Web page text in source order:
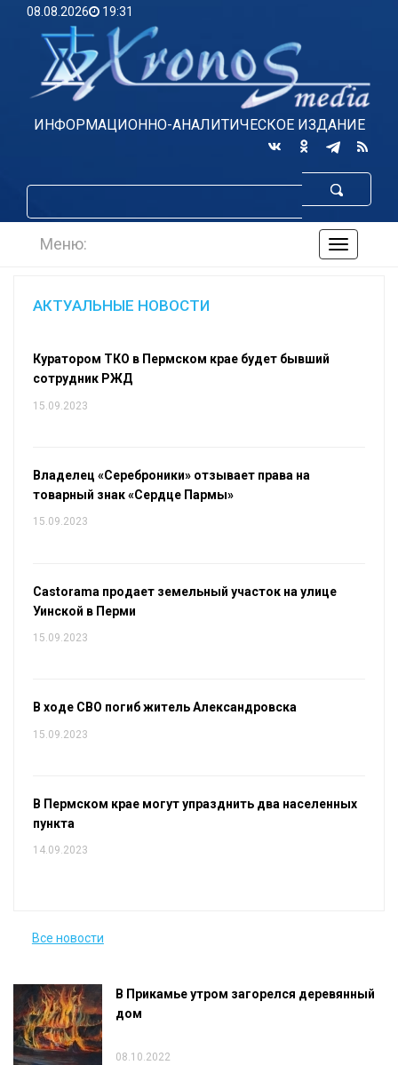
08.08.2026 19:31
ИНФОРМАЦИОННО-АНАЛИТИЧЕСКОЕ ИЗДАНИЕ
по
Меню:
АКТУАЛЬНЫЕ НОВОСТИ
Куратором ТКО в Пермском крае будет бывший
сотрудник РЖД
15.09.2023
Владелец «Сереброники» отзывает права на
товарный знак «Сердце Пармы»
15.09.2023
Castorama продает земельный участок на улице
Уинской в Перми
15.09.2023
В ходе СВО погиб житель Александровска
15.09.2023
В Пермском крае могут упразднить два населенных
пункта
14.09.2023
Все новости
В Прикамье утром загорелся деревянный
дом
08.10.2022